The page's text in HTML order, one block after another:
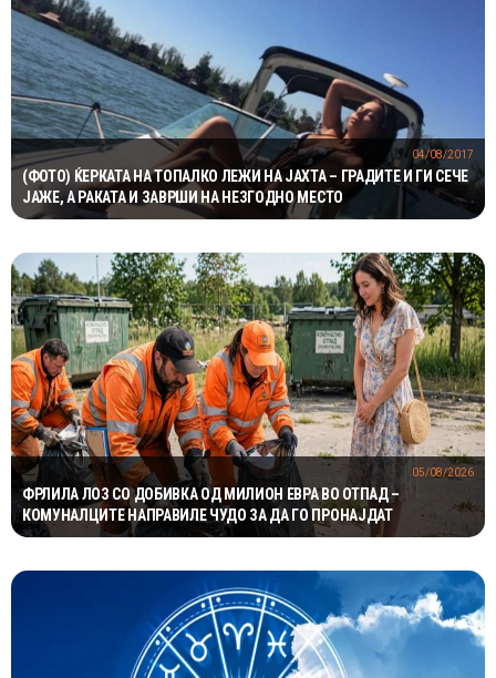
(ФОТО) ЌЕРКАТА НА ТОПАЛКО ЛЕЖИ НА ЈАХТА – ГРАДИТЕ И ГИ СЕЧЕ
ЈАЖЕ, А РАКАТА И ЗАВРШИ НА НЕЗГОДНО МЕСТО
04/08/2017
ФРЛИЛА ЛОЗ СО ДОБИВКА ОД МИЛИОН ЕВРА ВО ОТПАД –
КОМУНАЛЦИТЕ НАПРАВИЛЕ ЧУДО ЗА ДА ГО ПРОНАЈДАТ
05/08/2026